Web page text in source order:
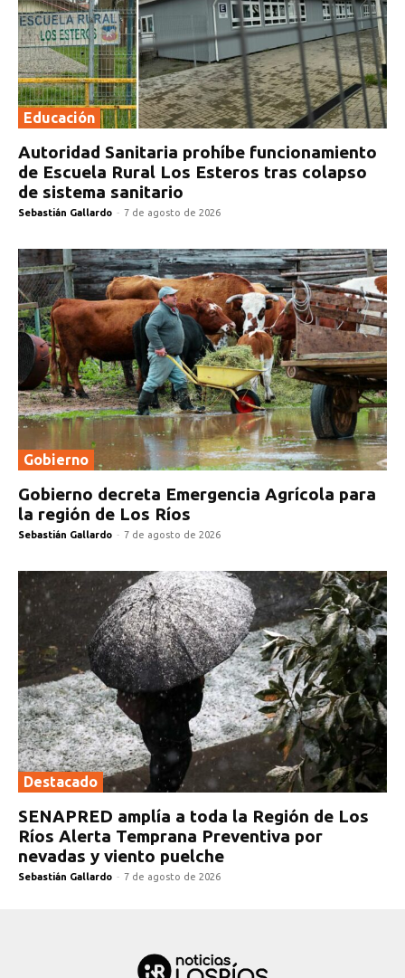
Educación
Autoridad Sanitaria prohíbe funcionamiento
de Escuela Rural Los Esteros tras colapso
de sistema sanitario
Sebastián Gallardo - 7 de agosto de 2026
Gobierno
Gobierno decreta Emergencia Agrícola para
la región de Los Ríos
Sebastián Gallardo - 7 de agosto de 2026
Destacado
SENAPRED amplía a toda la Región de Los
Ríos Alerta Temprana Preventiva por
nevadas y viento puelche
Sebastián Gallardo - 7 de agosto de 2026